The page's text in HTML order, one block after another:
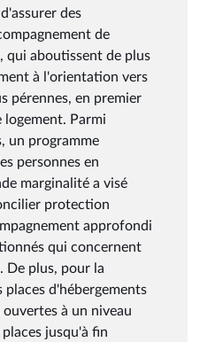
des
de
qui aboutissent de plus
à l'orientation vers
pérennes, en premier
logement. Parmi
un programme
personnes en
marginalité a visé
protection
approfondi
qui concernent
De plus, pour la
places d'hébergements
à un niveau
jusqu'à fin